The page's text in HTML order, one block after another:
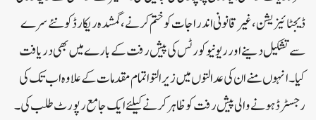
ڈیجٹائیزیشن ، غیر قانونی اندراجات کو ختم کرنے ، گمشدہ ریکارڈ کو نئے سرے
سے تشکیل دینے اور ریونیو کورٹس کی پیش رفت کے بارے میں بھی دریافت
کیا ۔ انہوں منے ان کی عدالتوں میں زیر التوا تمام مقدمات کے علاوہ اب تک کی
رجسٹرڈ ہونے والی پیش رفت کو ظاہر کرنے کیلئے ایک جامع رپورٹ طلب کی ۔